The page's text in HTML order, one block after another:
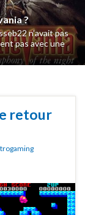
Musée du Jeu
un
donné (…)
retour